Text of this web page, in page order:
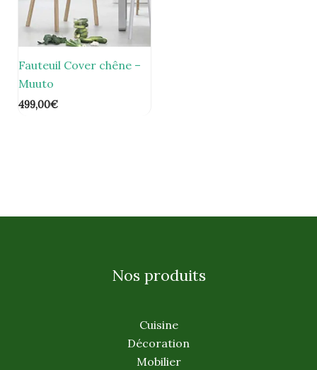
Fauteuil Cover chêne –
Muuto
499,00€
Nos produits
Cuisine
Décoration
Mobilier